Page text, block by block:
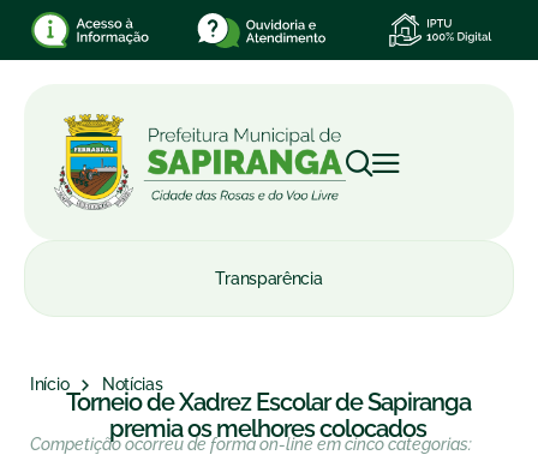
Transparência
Início Notícias
Torneio de Xadrez Escolar de Sapiranga
premia os melhores colocados
Competição ocorreu de forma on-line em cinco categorias: